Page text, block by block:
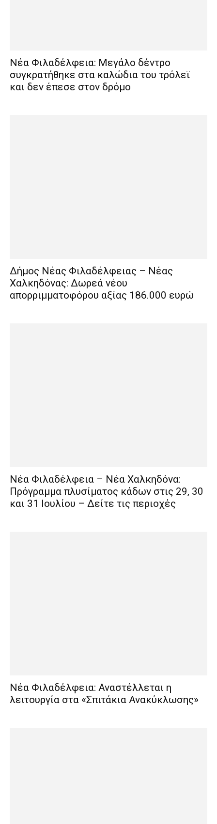
Νέα Φιλαδέλφεια: Μεγάλο δέντρο
συγκρατήθηκε στα καλώδια του τρόλεϊ
και δεν έπεσε στον δρόμο
Δήμος Νέας Φιλαδέλφειας – Νέας
Χαλκηδόνας: Δωρεά νέου
απορριμματοφόρου αξίας 186.000 ευρώ
Νέα Φιλαδέλφεια – Νέα Χαλκηδόνα:
Πρόγραμμα πλυσίματος κάδων στις 29, 30
και 31 Ιουλίου – Δείτε τις περιοχές
Νέα Φιλαδέλφεια: Αναστέλλεται η
λειτουργία στα «Σπιτάκια Ανακύκλωσης»